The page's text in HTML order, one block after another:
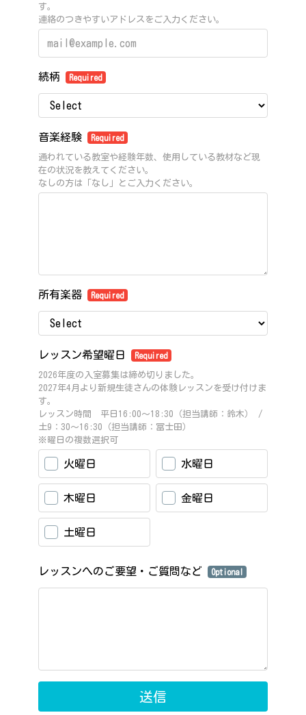
す。
連絡のつきやすいアドレスをご入力ください。
続柄 Required
音楽経験 Required
通われている教室や経験年数、使用している教材など現
在の状況を教えてください。
なしの方は「なし」とご入力ください。
所有楽器 Required
レッスン希望曜日 Required
2026年度の入室募集は締め切りました。
2027年4月より新規生徒さんの体験レッスンを受け付けま
す。
レッスン時間 平日16:00～18:30（担当講師：鈴木） /
土9：30～16:30（担当講師：冨士田）
※曜日の複数選択可
火曜日 水曜日
木曜日 金曜日
土曜日
レッスンへのご要望・ご質問など Optional
送信